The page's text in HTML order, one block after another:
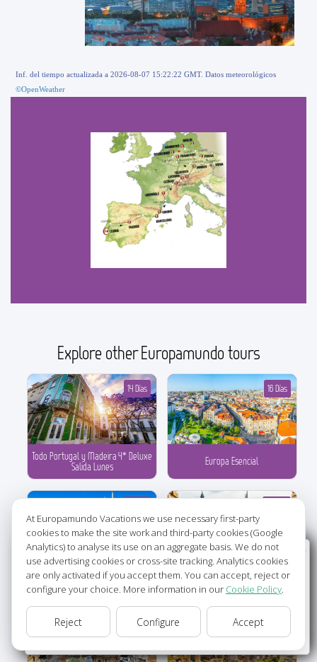
Inf. del tiempo actualizada a 2026-08-07 15:22:22 GMT. Datos meteorológicos
©OpenWeather
Explore other Europamundo tours
Todo Portugal y Madeira 4* Deluxe
Salida Lunes
14 Días
Europa Esencial
16 Días
Lisboa, Madrid y París Turista Paso a Paso con Lisboa
17 Días
Wellcome to Europamundo Vacations, your in the
international site of:
Bienvenido a Europamundo Vacaciones, está usted en el
sitio internacional de:
USA(en) change/cambiar
At Europamundo Vacations we use necessary first-party
cookies to make the site work and third-party cookies (Google
Analytics) to analyse its use on an aggregate basis. We do not
use advertising cookies or cross-site tracking. Analytics cookies
are only activated if you accept them. You can accept, reject or
configure your choice. More information in our Cookie Policy.
Reject Configure Accept